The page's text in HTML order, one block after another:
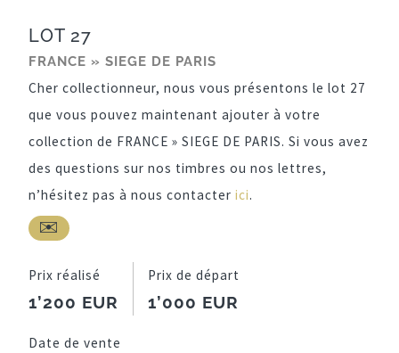
LOT 27
FRANCE » SIEGE DE PARIS
Cher collectionneur, nous vous présentons le lot 27
que vous pouvez maintenant ajouter à votre
collection de FRANCE » SIEGE DE PARIS. Si vous avez
des questions sur nos timbres ou nos lettres,
n’hésitez pas à nous contacter ici.
Prix réalisé
1’200 EUR
Prix de départ
1’000 EUR
Date de vente